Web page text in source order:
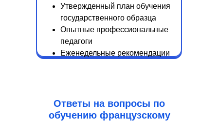
Утвержденный план обучения
государственного образца
Опытные профессиональные
педагоги
Еженедельные рекомендации
Ответы на вопросы по
обучению французскому